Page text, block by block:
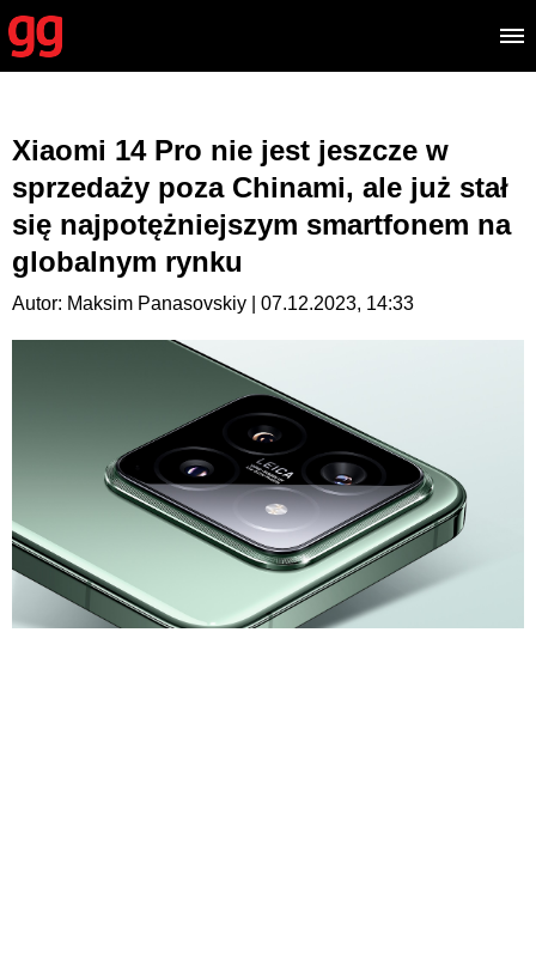
Xiaomi 14 Pro nie jest jeszcze w
sprzedaży poza Chinami, ale już stał
się najpotężniejszym smartfonem na
globalnym rynku
Autor: Maksim Panasovskiy | 07.12.2023, 14:33